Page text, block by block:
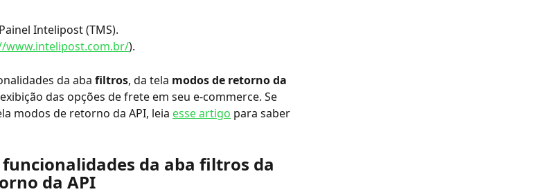
Intelipost (TMS).
www.intelipost.com.br/).
da aba filtros, da tela modos de retorno da
das opções de frete em seu e-commerce. Se
modos de retorno da API, leia esse artigo para saber
da aba filtros da
da API